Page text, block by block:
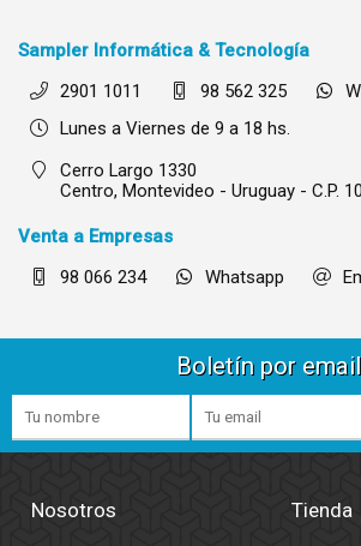
Sampler Informática & Tecnología
2901 1011
98 562 325
Lunes a Viernes de 9 a 18 hs.
Cerro Largo 1330
Centro, Montevideo - Uruguay - C.P.
Venta a Empresas
98 066 234
Whatsapp
Boletín por email
Nosotros Tienda